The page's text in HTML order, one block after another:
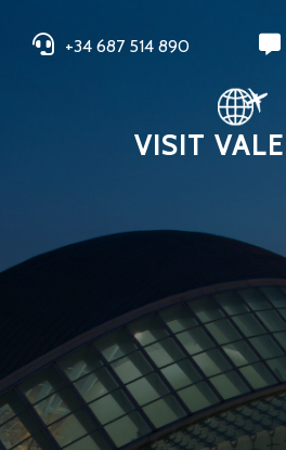
+34 687 514 890
VISIT